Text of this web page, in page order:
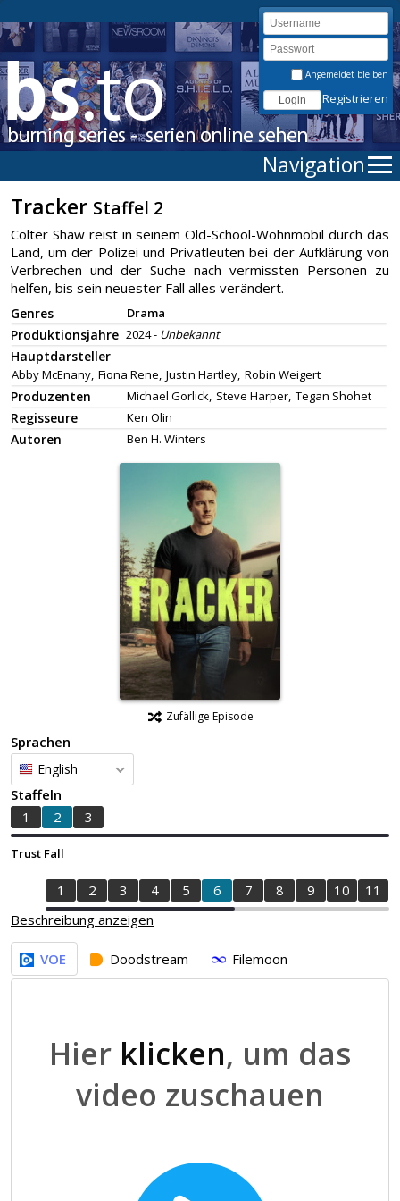
Angemeldet bleiben
Registrieren
Navigation
Tracker Staffel 2
Colter Shaw reist in seinem Old-School-Wohnmobil durch das
Land, um der Polizei und Privatleuten bei der Aufklärung von
Verbrechen und der Suche nach vermissten Personen zu
helfen, bis sein neuester Fall alles verändert.
Genres Drama
Produktionsjahre 2024 - Unbekannt
Hauptdarsteller
Abby McEnany, Fiona Rene, Justin Hartley, Robin Weigert
Produzenten Michael Gorlick, Steve Harper, Tegan Shohet
Regisseure Ken Olin
Autoren Ben H. Winters
Zufällige Episode
Sprachen
English
Staffeln
1
2 3
Trust Fall
1 2 3 4 5 6 7 8 9 10 11
Beschreibung anzeigen
VOE Doodstream Filemoon
Hier klicken, um das
video zuschauen